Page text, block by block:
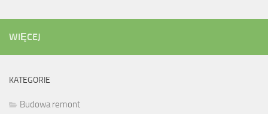
WIĘCEJ
KATEGORIE
Budowa remont